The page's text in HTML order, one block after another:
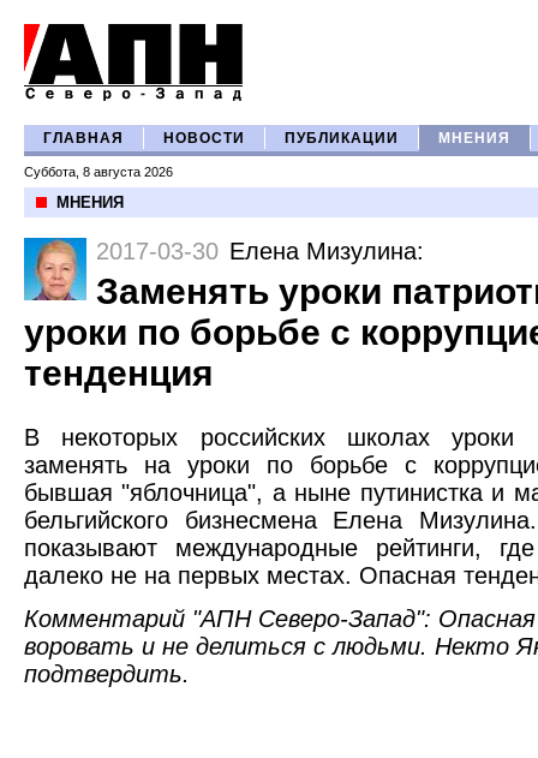
ГЛАВНАЯ НОВОСТИ ПУБЛИКАЦИИ МНЕНИЯ
Суббота, 8 августа 2026
МНЕНИЯ
2017-03-30 Елена Мизулина:
Заменять уроки
уроки по борьбе с
тенденция
В некоторых российских школах уроки
заменять на уроки по борьбе с
бывшая "яблочница", а ныне путинистка и
бельгийского бизнесмена Елена
показывают международные рейтинги,
далеко не на первых местах. Опасная
Комментарий "АПН Северо-Запад":
воровать и не делиться с людьми. Некто
подтвердить.